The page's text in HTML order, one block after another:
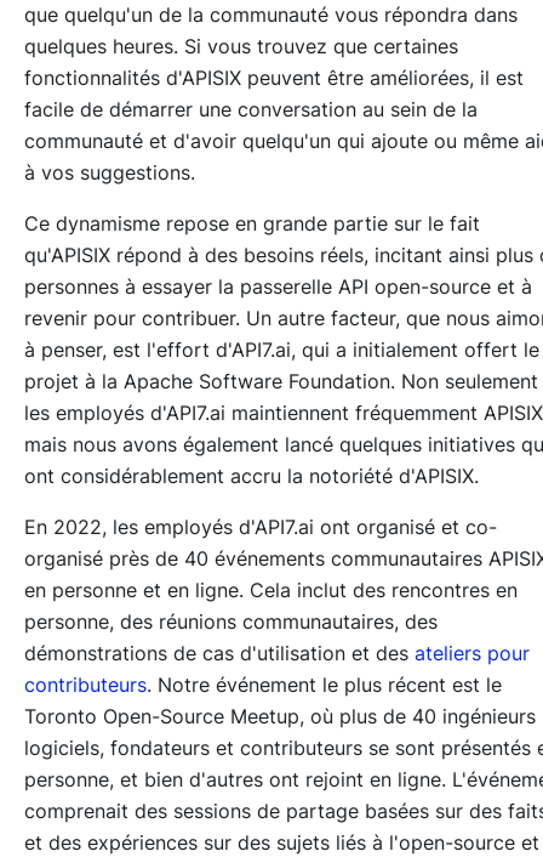
que quelqu'un de la communauté vous répondra dans
quelques heures. Si vous trouvez que certaines
fonctionnalités d'APISIX peuvent être améliorées, il est
facile de démarrer une conversation au sein de la
communauté et d'avoir quelqu'un qui ajoute ou même
à vos suggestions.
Ce dynamisme repose en grande partie sur le fait
qu'APISIX répond à des besoins réels, incitant ainsi plus
personnes à essayer la passerelle API open-source et à
revenir pour contribuer. Un autre facteur, que nous
à penser, est l'effort d'API7.ai, qui a initialement offert le
projet à la Apache Software Foundation. Non seulement
les employés d'API7.ai maintiennent fréquemment
mais nous avons également lancé quelques initiatives
ont considérablement accru la notoriété d'APISIX.
En 2022, les employés d'API7.ai ont organisé et co-
organisé près de 40 événements communautaires
en personne et en ligne. Cela inclut des rencontres en
personne, des réunions communautaires, des
démonstrations de cas d'utilisation et des ateliers pour
contributeurs. Notre événement le plus récent est le
Toronto Open-Source Meetup, où plus de 40 ingénieurs
logiciels, fondateurs et contributeurs se sont présentés
personne, et bien d'autres ont rejoint en ligne.
comprenait des sessions de partage basées sur des
et des expériences sur des sujets liés à l'open-source et